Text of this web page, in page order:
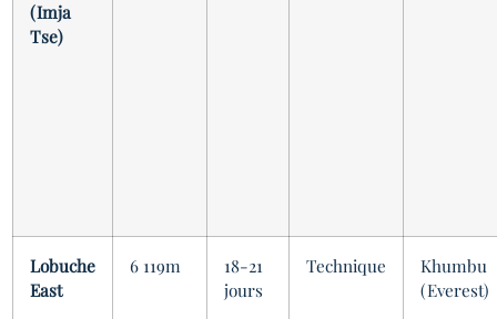
(Imja
Tse)
Lobuche
East
6 119m
18-21
jours
Technique
Khumbu
(Everest)